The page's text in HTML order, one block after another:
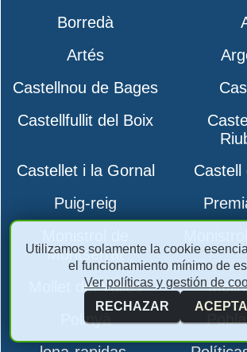
Borredà
Artés
Castellnou de Bages
Castellfullit del Boix
Castellet i la Gornal
Castell
Puig-reig
Montserrat
Mollet del Vallès
Polinyà
Pobla
Utilizamos solamente la cookie
el funcionamiento mínimo de
Ver políticas y gestión de
RECHAZAR